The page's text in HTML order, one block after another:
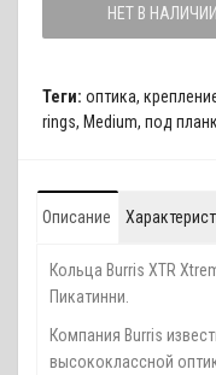
НЕТ В НАЛИЧИИ
Теги: оптика,
rings, Medium, под
Описание
Кольца Burris XTR
Пикатинни.
Компания Burris
высококлассной